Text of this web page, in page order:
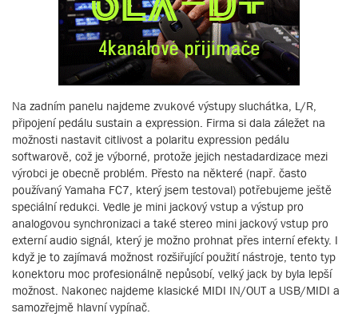
Na zadním panelu najdeme zvukové výstupy sluchátka, L/R,
připojení pedálu sustain a expression. Firma si dala záležet na
možnosti nastavit citlivost a polaritu expression pedálu
softwarově, což je výborné, protože jejich nestadardizace mezi
výrobci je obecně problém. Přesto na některé (např. často
používaný Yamaha FC7, který jsem testoval) potřebujeme ještě
speciální redukci. Vedle je mini jackový vstup a výstup pro
analogovou synchronizaci a také stereo mini jackový vstup pro
externí audio signál, který je možno prohnat přes interní efekty. I
když je to zajímavá možnost rozšiřující použití nástroje, tento typ
konektoru moc profesionálně nepůsobí, velký jack by byla lepší
možnost. Nakonec najdeme klasické MIDI IN/OUT a USB/MIDI a
samozřejmě hlavní vypínač.